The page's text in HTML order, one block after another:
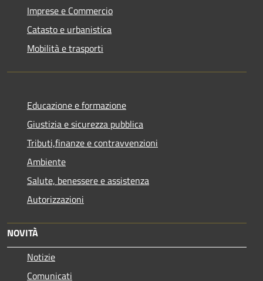
Imprese e Commercio
Catasto e urbanistica
Mobilità e trasporti
Educazione e formazione
Giustizia e sicurezza pubblica
Tributi,finanze e contravvenzioni
Ambiente
Salute, benessere e assistenza
Autorizzazioni
NOVITÀ
Notizie
Comunicati